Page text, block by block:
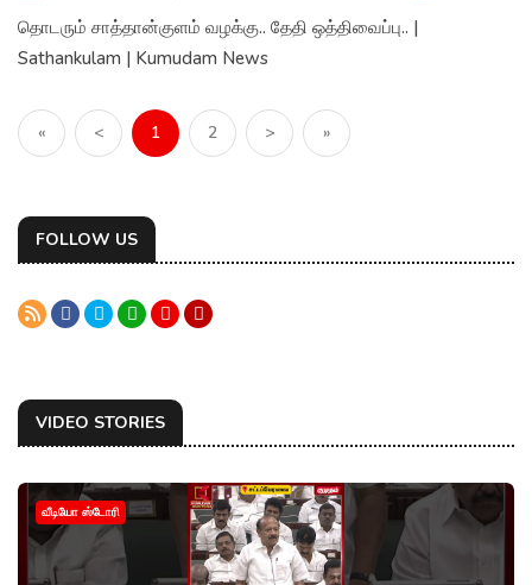
தொடரும் சாத்தான்குளம் வழக்கு.. தேதி ஒத்திவைப்பு.. |
Sathankulam | Kumudam News
« < 1 2 > »
FOLLOW US
VIDEO STORIES
வீடியோ ஸ்டோரி